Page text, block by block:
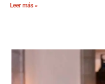
Leer más »